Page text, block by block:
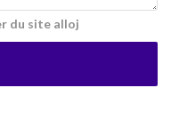
du site alloj